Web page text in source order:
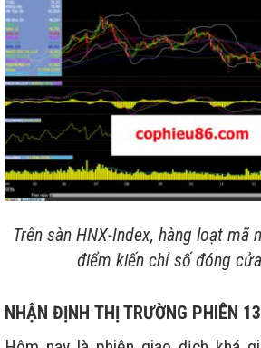
Trên sàn HNX-Index, hàng loạt mã
điểm kiến chỉ số đóng
NHẬN ĐỊNH THỊ TRƯỜNG PHIÊN